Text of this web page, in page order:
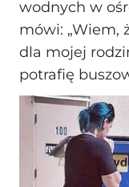
wodnych w
mówi: „Wiem,
dla mojej
potrafię